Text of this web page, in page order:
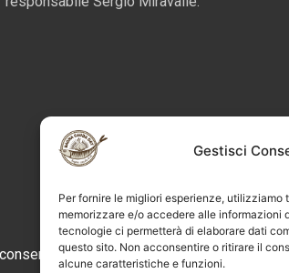
Gestisci
Per fornire le migliori esperienze,
memorizzare e/o accedere alle informazioni
tecnologie ci permetterà di elaborare dati
questo sito. Non acconsentire o ritirare il
alcune caratteristiche e funzioni.